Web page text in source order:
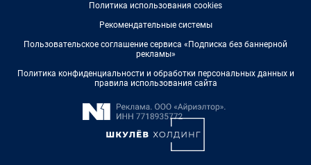
Политика использования cookies
Рекомендательные системы
Пользовательское соглашение сервиса «Подписка без баннерной
рекламы»
Политика конфиденциальности и обработки персональных данных и
правила использования сайта